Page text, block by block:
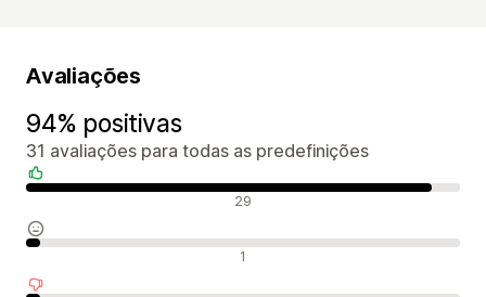
Avaliações
94% positivas
31 avaliações para todas as predefinições
Avaliações positivas 29
Avaliações neutras 1